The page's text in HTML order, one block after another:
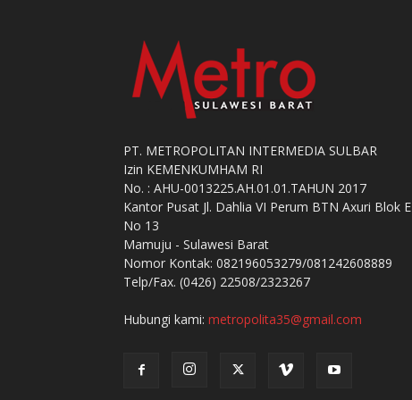
PT. METROPOLITAN INTERMEDIA SULBAR
Izin KEMENKUMHAM RI
No. : AHU-0013225.AH.01.01.TAHUN 2017
Kantor Pusat Jl. Dahlia VI Perum BTN Axuri Blok E
No 13
Mamuju - Sulawesi Barat
Nomor Kontak: 082196053279/081242608889
Telp/Fax. (0426) 22508/2323267
Hubungi kami: metropolita35@gmail.com